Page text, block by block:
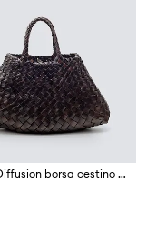
Dragon Diffusion borsa cestino da donna intrecciata